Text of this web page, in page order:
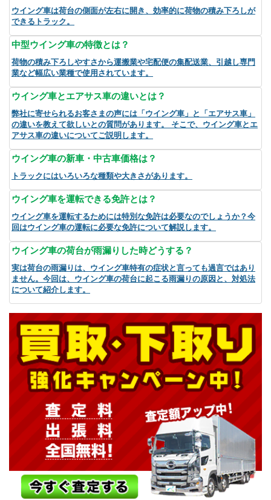
ウイング車は荷台の側面が左右に開き、効率的に荷物の積み下ろしが
できるトラック。
中型ウイング車の特徴とは？
荷物の積み下ろしやすさから運搬業や宅配便の集配送業、引越し専門
業など幅広い業種で使用されています。
ウイング車とエアサス車の違いとは？
弊社に寄せられるお客さまの声には「ウイング車」と「エアサス車」
の違いを教えて欲しいとの質問があります。 そこで、ウイング車とエ
アサス車の違いについてご説明します。
ウイング車の新車・中古車価格は？
トラックにはいろいろな種類や大きさがあります。
ウイング車を運転できる免許とは？
ウイング車を運転するためには特別な免許は必要なのでしょうか？今
回はウイング車の運転に必要な免許について解説します。
ウイング車の荷台が雨漏りした時どうする？
実は荷台の雨漏りは、ウイング車特有の症状と言っても過言ではあり
ません。今回は、ウイング車の荷台に起こる雨漏りの原因と、対処法
について紹介します。